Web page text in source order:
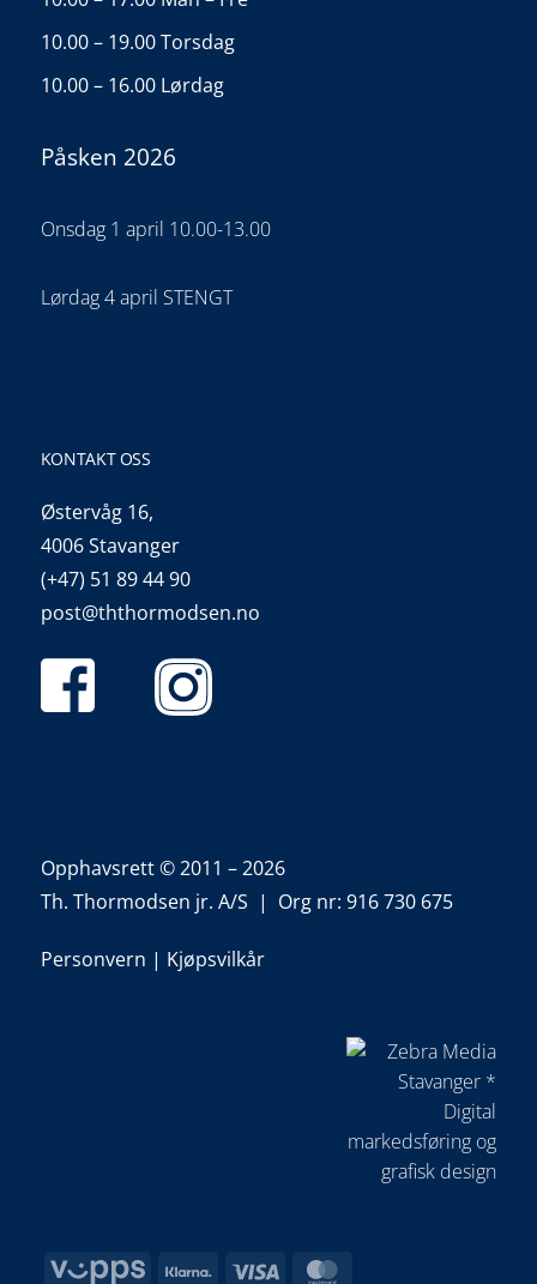
10.00 – 19.00 Torsdag
10.00 – 16.00 Lørdag
Påsken 2026
Onsdag 1 april 10.00-13.00
Lørdag 4 april STENGT
KONTAKT OSS
Østervåg 16,
4006 Stavanger
(+47) 51 89 44 90
post@ththormodsen.no
Opphavsrett © 2011 – 2026
Th. Thormodsen jr. A/S | Org nr: 916 730 675
Personvern | Kjøpsvilkår
Vipps Klarna Visa